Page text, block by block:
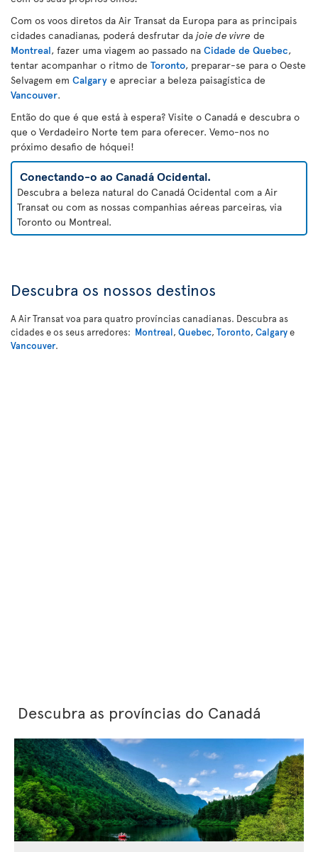
Com os voos diretos da Air Transat da Europa para as principais
cidades canadianas, poderá desfrutar da joie de vivre de
Montreal, fazer uma viagem ao passado na Cidade de Quebec,
tentar acompanhar o ritmo de Toronto, preparar-se para o Oeste
Selvagem em Calgary e apreciar a beleza paisagística de
Vancouver.
Então do que é que está à espera? Visite o Canadá e descubra o
que o Verdadeiro Norte tem para oferecer. Vemo-nos no
próximo desafio de hóquei!
Conectando-o ao Canadá Ocidental.
Descubra a beleza natural do Canadá Ocidental com a Air
Transat ou com as nossas companhias aéreas parceiras, via
Toronto ou Montreal.
Descubra os nossos destinos
A Air Transat voa para quatro províncias canadianas. Descubra as
cidades e os seus arredores: Montreal, Quebec, Toronto, Calgarye
Vancouver.
Descubra as províncias do Canadá